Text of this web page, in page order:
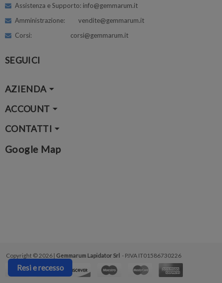
Assistenza e Supporto: info@gemmarum.it
Amministrazione: vendite@gemmarum.it
Corsi: corsi@gemmarum.it
SEGUICI
AZIENDA
ACCOUNT
CONTATTI
Google Map
Copyright © 2026 | Gemmarum Lapidator Srl - P.IVA IT01586730226
Resi e recesso